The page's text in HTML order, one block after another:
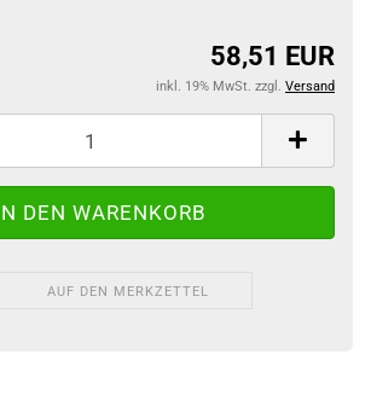
58,51 EUR
inkl. 19% MwSt. zzgl. Versand
AUF DEN MERKZETTEL